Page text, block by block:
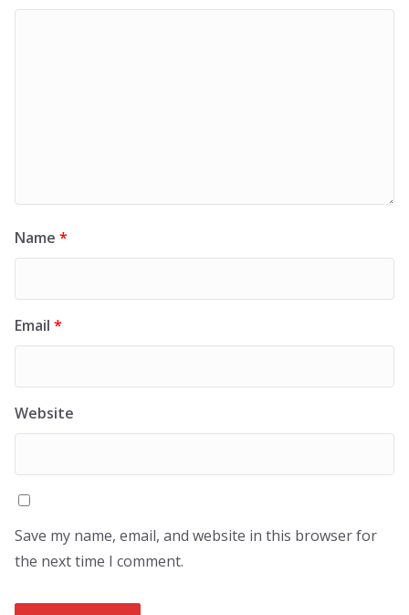
Name *
Email *
Website
Save my name, email, and website in this browser for
the next time I comment.